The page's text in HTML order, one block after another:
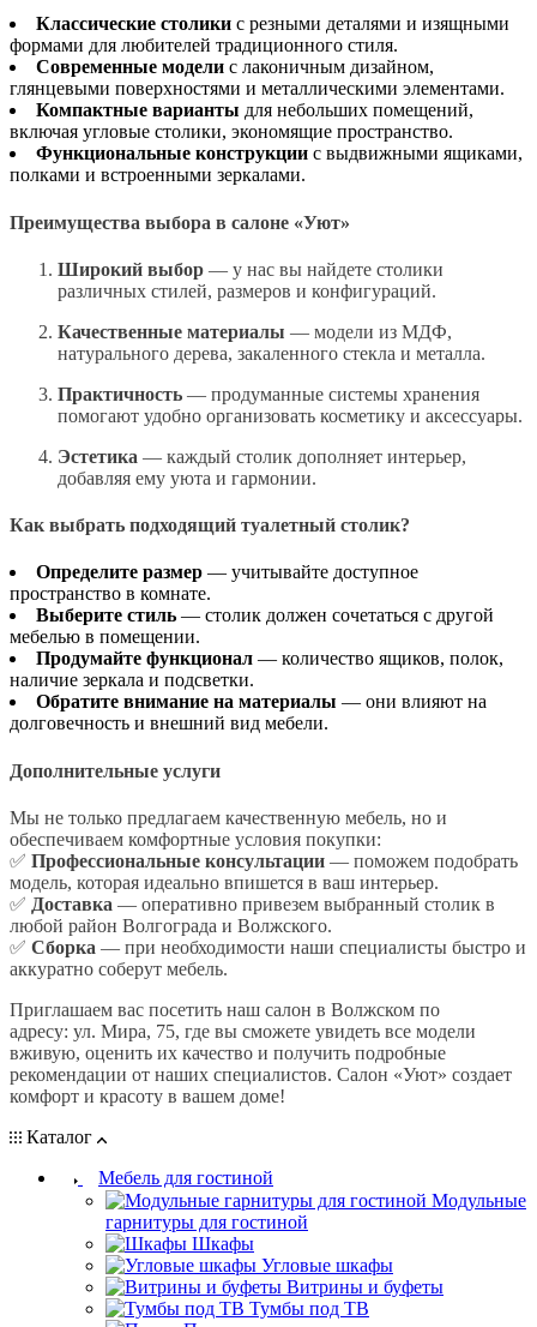
Классические столики с резными деталями и изящными
формами для любителей традиционного стиля.
Современные модели с лаконичным дизайном,
глянцевыми поверхностями и металлическими элементами.
Компактные варианты для небольших помещений,
включая угловые столики, экономящие пространство.
Функциональные конструкции с выдвижными ящиками,
полками и встроенными зеркалами.
Преимущества выбора в салоне «Уют»
Широкий выбор — у нас вы найдете столики
различных стилей, размеров и конфигураций.
Качественные материалы — модели из МДФ,
натурального дерева, закаленного стекла и металла.
Практичность — продуманные системы хранения
помогают удобно организовать косметику и аксессуары.
Эстетика — каждый столик дополняет интерьер,
добавляя ему уюта и гармонии.
Как выбрать подходящий туалетный столик?
Определите размер — учитывайте доступное
пространство в комнате.
Выберите стиль — столик должен сочетаться с другой
мебелью в помещении.
Продумайте функционал — количество ящиков, полок,
наличие зеркала и подсветки.
Обратите внимание на материалы — они влияют на
долговечность и внешний вид мебели.
Дополнительные услуги
Мы не только предлагаем качественную мебель, но и
обеспечиваем комфортные условия покупки:
✅ Профессиональные консультации — поможем подобрать
модель, которая идеально впишется в ваш интерьер.
✅ Доставка — оперативно привезем выбранный столик в
любой район Волгограда и Волжского.
✅ Сборка — при необходимости наши специалисты быстро и
аккуратно соберут мебель.
Приглашаем вас посетить наш салон в Волжском по
адресу: ул. Мира, 75, где вы сможете увидеть все модели
вживую, оценить их качество и получить подробные
рекомендации от наших специалистов. Салон «Уют» создает
комфорт и красоту в вашем доме!
Каталог
Мебель для гостиной
Модульные
гарнитуры для гостиной
Шкафы
Угловые шкафы
Витрины и буфеты
Тумбы под ТВ